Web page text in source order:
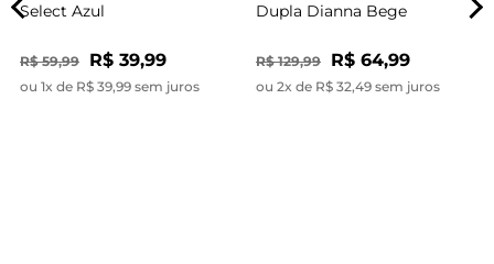
Select Azul
R$ 59,99 R$ 39,99
ou 1x de R$ 39,99 sem juros
Dupla Dianna Bege
R$ 129,99 R$ 64,99
ou 2x de R$ 32,49 sem juros